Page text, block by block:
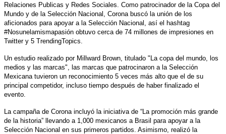
Relaciones Publicas y Redes Sociales. Como patrocinador de la Copa del
Mundo y de la Selección Nacional, Corona buscó la unión de los
aficionados para apoyar a la Selección Nacional, así el hashtag
#Nosunelamismapasión obtuvo cerca de 74 millones de impresiones en
Twitter y 5 TrendingTopics.
Un estudio realizado por Millward Brown, titulado "La copa del mundo, los
medios y las marcas", las marcas que patrocinaron a la Selección
Mexicana tuvieron un reconocimiento 5 veces más alto que el de su
principal competidor, incluso tiempo después de haber finalizado el
evento.
La campaña de Corona incluyó la iniciativa de “La promoción más grande
de la historia” llevando a 1,000 mexicanos a Brasil para apoyar a la
Selección Nacional en sus primeros partidos. Asimismo, realizó la